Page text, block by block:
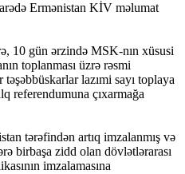
Ermənistan KİV məlumat
10 gün ərzində MSK-nın xüsusi
toplanması üzrə rəsmi
lazımi sayı toplaya
referendumuna çıxarmağa
tərəfindən artıq imzalanmış və
birbaşa zidd olan dövlətlərarası
imzalamasına